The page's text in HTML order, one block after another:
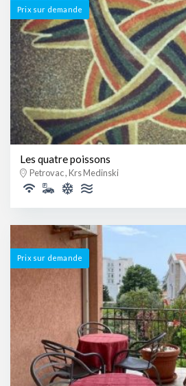
Prix ​​sur demande
Les quatre poissons
Petrovac , Krs Medinski
Prix ​​sur demande